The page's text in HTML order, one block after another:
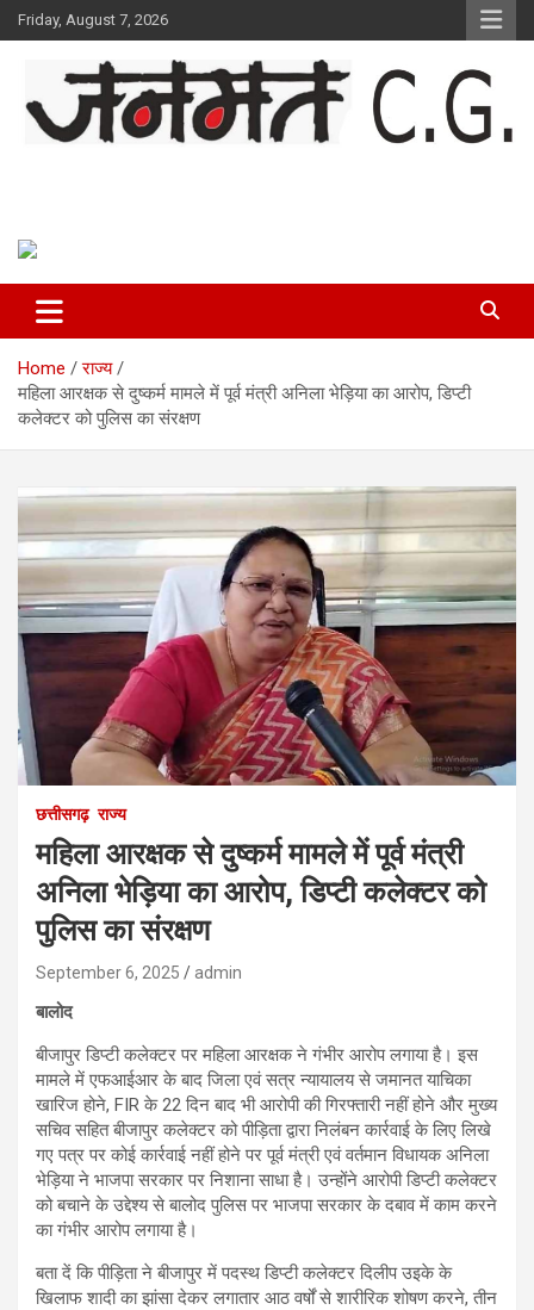
Skip
to
Friday, August 7, 2026
Home
राज्य
महिला आरक्षक से दुष्कर्म मामले में पूर्व मंत्री अनिला भेड़िया का आरोप, डिप्टी
कलेक्टर को पुलिस का संरक्षण
छत्तीसगढ़ राज्य
महिला आरक्षक से दुष्कर्म मामले में पूर्व मंत्री
अनिला भेड़िया का आरोप, डिप्टी कलेक्टर को
पुलिस का संरक्षण
September 6, 2025 admin
बालोद
बीजापुर डिप्टी कलेक्टर पर महिला आरक्षक ने गंभीर आरोप लगाया है। इस
मामले में एफआईआर के बाद जिला एवं सत्र न्यायालय से जमानत याचिका
खारिज होने, FIR के 22 दिन बाद भी आरोपी की गिरफ्तारी नहीं होने और मुख्य
सचिव सहित बीजापुर कलेक्टर को पीड़िता द्वारा निलंबन कार्रवाई के लिए लिखे
गए पत्र पर कोई कार्रवाई नहीं होने पर पूर्व मंत्री एवं वर्तमान विधायक अनिला
भेड़िया ने भाजपा सरकार पर निशाना साधा है। उन्होंने आरोपी डिप्टी कलेक्टर
को बचाने के उद्देश्य से बालोद पुलिस पर भाजपा सरकार के दबाव में काम करने
का गंभीर आरोप लगाया है।
बता दें कि पीड़िता ने बीजापुर में पदस्थ डिप्टी कलेक्टर दिलीप उइके के
खिलाफ शादी का झांसा देकर लगातार आठ वर्षों से शारीरिक शोषण करने, तीन